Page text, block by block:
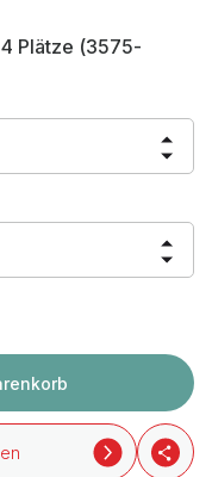
Plätze (3575-